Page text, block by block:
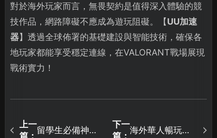
對於海外玩家而言，無畏契約是值得深入體驗的競
技作品，網路障礙不應成為遊玩阻礙。【UU加速
器】透過全球佈署的基礎建設與智能技術，確保各
地玩家都能享受穩定連線，在VALORANT戰場展現
戰術實力！
上一
篇：
留學生必備神
下一
篇：
海外華人暢玩國